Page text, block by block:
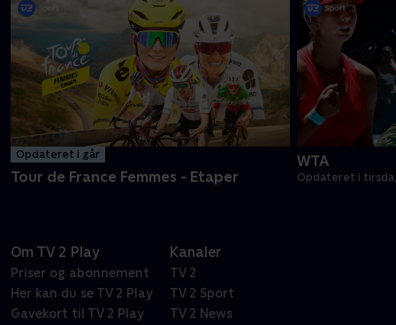
Opdateret i går
Tour de France Femmes - Etaper
WTA
Opdateret i
Om TV 2 Play
Priser og abonnement
Her kan du se TV 2 Play
Gavekort til TV 2 Play
Kanaler
TV 2
TV 2 Sport
TV 2 News